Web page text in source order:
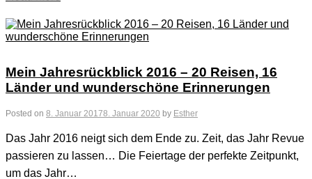
Mein Jahresrückblick 2016 – 20 Reisen, 16
Länder und wunderschöne Erinnerungen
Posted on 8. Januar 20178. Januar 2020 by Esther
Das Jahr 2016 neigt sich dem Ende zu. Zeit, das Jahr Revue
passieren zu lassen… Die Feiertage der perfekte Zeitpunkt,
um das Jahr…